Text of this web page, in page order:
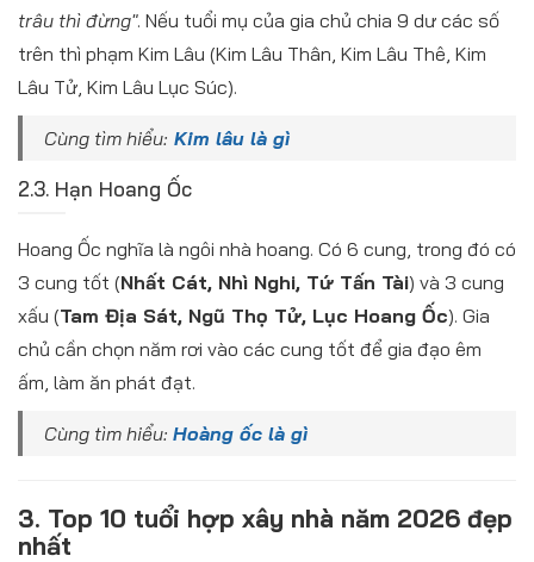
trâu thì đừng". Nếu tuổi mụ của gia chủ chia 9 dư các số
trên thì phạm Kim Lâu (Kim Lâu Thân, Kim Lâu Thê, Kim
Lâu Tử, Kim Lâu Lục Súc).
Cùng tìm hiểu: Kim lâu là gì
2.3. Hạn Hoang Ốc
Hoang Ốc nghĩa là ngôi nhà hoang. Có 6 cung, trong đó có
3 cung tốt (Nhất Cát, Nhì Nghi, Tứ Tấn Tài) và 3 cung
xấu (Tam Địa Sát, Ngũ Thọ Tử, Lục Hoang Ốc). Gia
chủ cần chọn năm rơi vào các cung tốt để gia đạo êm
ấm, làm ăn phát đạt.
Cùng tìm hiểu: Hoàng ốc là gì
3. Top 10 tuổi hợp xây nhà năm 2026 đẹp
nhất